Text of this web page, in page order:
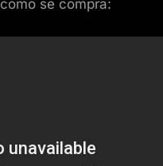
se compra: